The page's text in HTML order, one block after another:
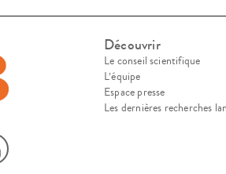
Découvrir
Le conseil scientifique
L’équipe
Espace presse
Les dernières recherches